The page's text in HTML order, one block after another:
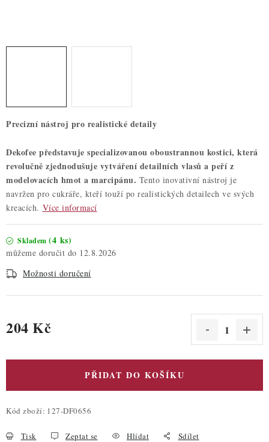
Hodnocení obchodu
Blog
Moje objednávka
Podmínky ochrany osobních údajů
Precizní nástroj pro realistické detaily
Dekofee představuje specializovanou oboustrannou kostici, která
revolučně zjednodušuje vytváření detailních vlasů a peří z
modelovacích hmot a marcipánu. Tento inovativní nástroj je
navržen pro cukráře, kteří touží po realistických detailech ve svých
kreacích. Více informací
Skladem (4 ks)
12.8.2026
Možnosti doručení
204 Kč
PŘIDAT DO KOŠÍKU
Kód zboží: 127-DF0656
Tisk Zeptat se Hlídat Sdílet